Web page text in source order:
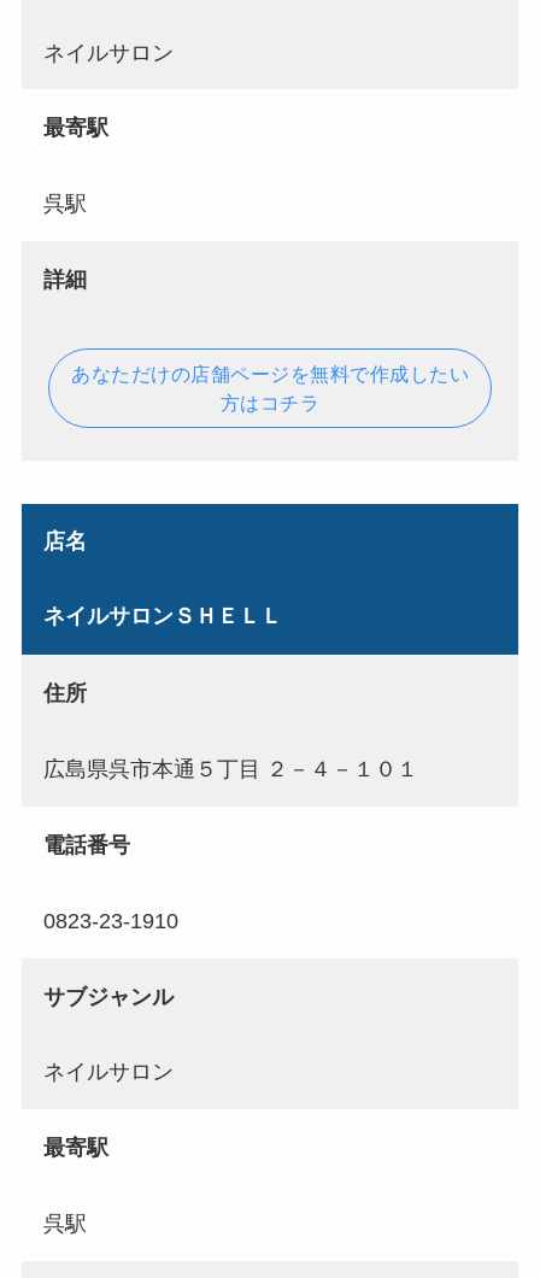
ネイルサロン
最寄駅
呉駅
詳細
あなただけの店舗ページを無料で作成したい
方はコチラ
店名
ネイルサロンＳＨＥＬＬ
住所
広島県呉市本通５丁目 ２－４－１０１
電話番号
0823-23-1910
サブジャンル
ネイルサロン
最寄駅
呉駅